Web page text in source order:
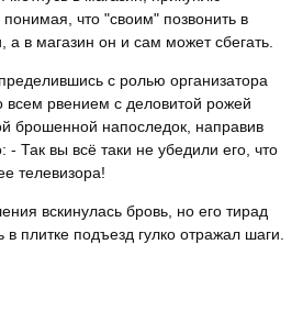
что "своим" позвонить в
а в магазин он и сам может сбегать.
с ролью организатора
всем рвением с деловитой рожей
брошенной напоследок, направив
- Так вы всё таки не убедили его, что
телевизора!
вскинулась бровь, но его тирад
плитке подъезд гулко отражал шаги.